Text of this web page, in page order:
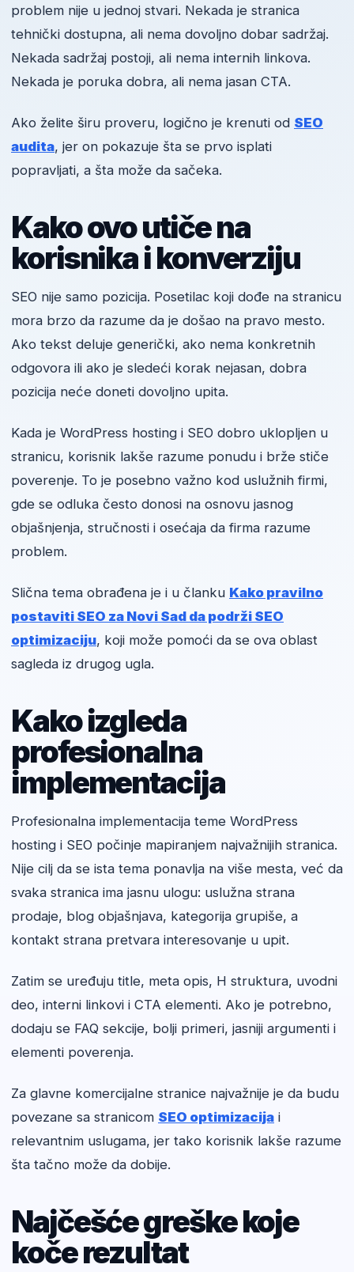
problem nije u jednoj stvari. Nekada je stranica
tehnički dostupna, ali nema dovoljno dobar sadržaj.
Nekada sadržaj postoji, ali nema internih linkova.
Nekada je poruka dobra, ali nema jasan CTA.
Ako želite širu proveru, logično je krenuti od SEO
audita, jer on pokazuje šta se prvo isplati
popravljati, a šta može da sačeka.
Kako ovo utiče na
korisnika i konverziju
SEO nije samo pozicija. Posetilac koji dođe na stranicu
mora brzo da razume da je došao na pravo mesto.
Ako tekst deluje generički, ako nema konkretnih
odgovora ili ako je sledeći korak nejasan, dobra
pozicija neće doneti dovoljno upita.
Kada je WordPress hosting i SEO dobro uklopljen u
stranicu, korisnik lakše razume ponudu i brže stiče
poverenje. To je posebno važno kod uslužnih firmi,
gde se odluka često donosi na osnovu jasnog
objašnjenja, stručnosti i osećaja da firma razume
problem.
Slična tema obrađena je i u članku Kako pravilno
postaviti SEO za Novi Sad da podrži SEO
optimizaciju, koji može pomoći da se ova oblast
sagleda iz drugog ugla.
Kako izgleda
profesionalna
implementacija
Profesionalna implementacija teme WordPress
hosting i SEO počinje mapiranjem najvažnijih stranica.
Nije cilj da se ista tema ponavlja na više mesta, već da
svaka stranica ima jasnu ulogu: uslužna strana
prodaje, blog objašnjava, kategorija grupiše, a
kontakt strana pretvara interesovanje u upit.
Zatim se uređuju title, meta opis, H struktura, uvodni
deo, interni linkovi i CTA elementi. Ako je potrebno,
dodaju se FAQ sekcije, bolji primeri, jasniji argumenti i
elementi poverenja.
Za glavne komercijalne stranice najvažnije je da budu
povezane sa stranicom SEO optimizacija i
relevantnim uslugama, jer tako korisnik lakše razume
šta tačno može da dobije.
Najčešće greške koje
koče rezultat